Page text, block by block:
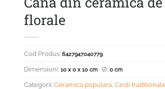
florale
Cod Produs: 6427947040779
Dimensiuni: 10 x 0 x 10 cm Ø: 0 cm
Categorii: Ceramica populara Cesti